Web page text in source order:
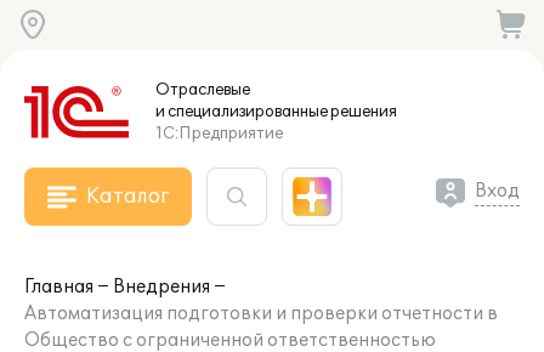
Отраслевые
и специализированныерешения
1С:Предприятие
Каталог Вход
Главная
Внедрения
Автоматизация подготовки и проверки отчетности в
Общество с ограниченной ответственностью